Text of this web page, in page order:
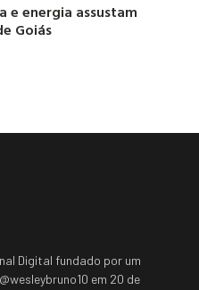
e energia assustam
Goiás
Digital fundado por um
em 20 de